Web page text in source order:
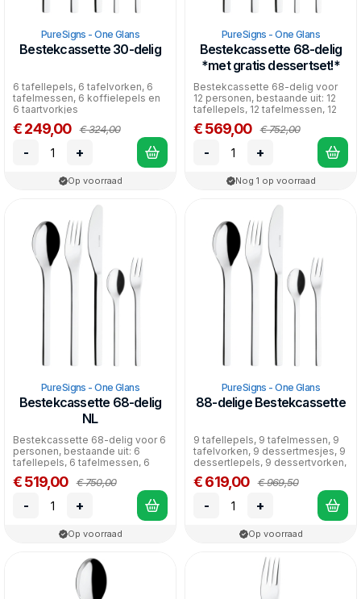
PureSigns - One Glans
Bestekcassette 30-delig
6 tafellepels, 6 tafelvorken, 6
tafelmessen, 6 koffielepels en
6 taartvorkjes
€ 249,00 € 324,00
- +
Op voorraad
PureSigns - One Glans
Bestekcassette 68-delig
*met gratis dessertset!*
Bestekcassette 68-delig voor
12 personen, bestaande uit: 12
tafellepels, 12 tafelmessen, 12
tafelvorken,...
€ 569,00 € 752,00
- +
Nog 1 op voorraad
PureSigns - One Glans
Bestekcassette 68-delig
NL
Bestekcassette 68-delig voor 6
personen, bestaande uit: 6
tafellepels, 6 tafelmessen, 6
tafelvorken, 6 d...
€ 519,00 € 750,00
- +
Op voorraad
PureSigns - One Glans
88-delige Bestekcassette
9 tafellepels, 9 tafelmessen, 9
tafelvorken, 9 dessertmesjes, 9
dessertlepels, 9 dessertvorken,
9 espress...
€ 619,00 € 969,50
- +
Op voorraad